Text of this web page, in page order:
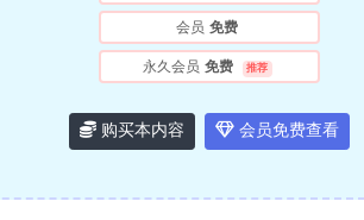
会员 免费
永久会员 免费 推荐
购买本内容 会员免费查看